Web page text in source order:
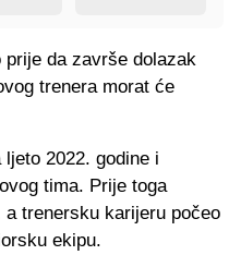
da završe dolazak
trenera morat će
2022. godine i
tima. Prije toga
trenersku karijeru počeo
ekipu.